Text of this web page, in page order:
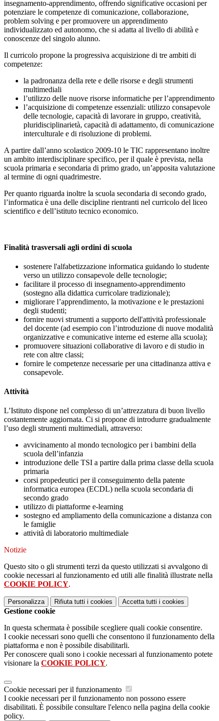
insegnamento-apprendimento, offrendo significative occasioni per
potenziare le competenze di comunicazione, collaborazione,
problem solving e per promuovere un apprendimento
individualizzato ed autonomo, che si adatta al livello di abilità e
conoscenze del singolo alunno.
Il curricolo propone la progressiva acquisizione di tre ambiti di
competenze:
la padronanza della rete e delle risorse e degli strumenti
multimediali
l’utilizzo delle nuove risorse informatiche per l’apprendimento
l’acquisizione di competenze essenziali: utilizzo consapevole
delle tecnologie, capacità di lavorare in gruppo, creatività,
pluridisciplinarietà, capacità di adattamento, di comunicazione
interculturale e di risoluzione di problemi.
A partire dall’anno scolastico 2009-10 le TIC rappresentano inoltre
un ambito interdisciplinare specifico, per il quale è prevista, nella
scuola primaria e secondaria di primo grado, un’apposita valutazione
al termine di ogni quadrimestre.
Per quanto riguarda inoltre la scuola secondaria di secondo grado,
l’informatica è una delle discipline rientranti nel curricolo del liceo
scientifico e dell’istituto tecnico economico.
Finalità trasversali agli ordini di scuola
sostenere l'alfabetizzazione informatica guidando lo studente
verso un utilizzo consapevole delle tecnologie;
facilitare il processo di insegnamento-apprendimento
(sostegno alla didattica curricolare tradizionale);
migliorare l’apprendimento, la motivazione e le prestazioni
degli studenti;
fornire nuovi strumenti a supporto dell'attività professionale
del docente (ad esempio con l’introduzione di nuove modalità
organizzative e comunicative interne ed esterne alla scuola);
promuovere situazioni collaborative di lavoro e di studio in
rete con altre classi;
fornire le competenze necessarie per una cittadinanza attiva e
consapevole.
Attività
L’Istituto dispone nel complesso di un’attrezzatura di buon livello
costantemente aggiornata. Ci si propone di introdurre gradualmente
l’uso degli strumenti multimediali, attraverso:
avvicinamento al mondo tecnologico per i bambini della
scuola dell’infanzia
introduzione delle TSI a partire dalla prima classe della scuola
primaria
corsi propedeutici per il conseguimento della patente
informatica europea (ECDL) nella scuola secondaria di
secondo grado
utilizzo di piattaforme e-learning
sostegno ed ampliamento della comunicazione a distanza con
le famiglie
attività di laboratorio multimediale
Notizie
Questo sito o gli strumenti terzi da questo utilizzati si avvalgono di
cookie necessari al funzionamento ed utili alle finalità illustrate nella
COOKIE POLICY.
Personalizza Rifiuta tutti i cookies Accetta tutti i cookies
Gestione cookie
In questa schermata è possibile scegliere quali cookie consentire.
I cookie necessari sono quelli che consentono il funzionamento della
piattaforma e non è possibile disabilitarli.
Per conoscere quali sono i cookie necessari al funzionamento potete
visionare la COOKIE POLICY.
Cookie necessari per il funzionamento
I cookie necessari per il funzionamento non possono essere
disabilitati. È possibile consultare l'elenco nella pagina della cookie
policy.